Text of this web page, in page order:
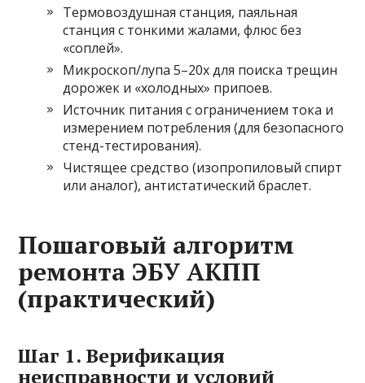
Термовоздушная станция, паяльная
станция с тонкими жалами, флюс без
«соплей».
Микроскоп/лупа 5–20х для поиска трещин
дорожек и «холодных» припоев.
Источник питания с ограничением тока и
измерением потребления (для безопасного
стенд-тестирования).
Чистящее средство (изопропиловый спирт
или аналог), антистатический браслет.
Пошаговый алгоритм
ремонта ЭБУ АКПП
(практический)
Шаг 1. Верификация
неисправности и условий